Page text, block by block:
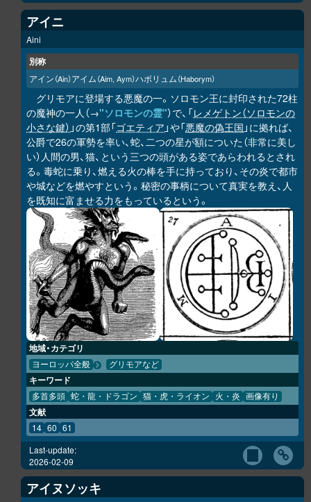
アイニ
Aini
別称
アイン（Ain）アイム（Aim, Aym）ハボリュム（Haborym）
グリモアに登場する悪魔の一。ソロモン王に封印された72柱
の魔神の一人（→"ソロモンの霊"）で、「レメゲトン（ソロモンの
小さな鍵） 」の第1部「ゴエティア 」や「悪魔の偽王国 」に拠れば、
公爵で26の軍勢を率い、蛇、二つの星が額についた（非常に美し
い）人間の男、猫、という三つの頭がある姿であらわれるとされ
る。毒蛇に乗り、燃える火の棒を手に持っており、その炎で都市
や城などを燃やすという。秘密の事柄について真実を教え、人
を既知に富ませる力をもっているという。
地域・カテゴリ
ヨーロッパ全般 グリモアなど
キーワード
多首多頭 蛇・龍・ドラゴン 猫・虎・ライオン 火・炎 画像有り
文献
14 60 61
Last-update:
2026-02-09
アイヌソッキ